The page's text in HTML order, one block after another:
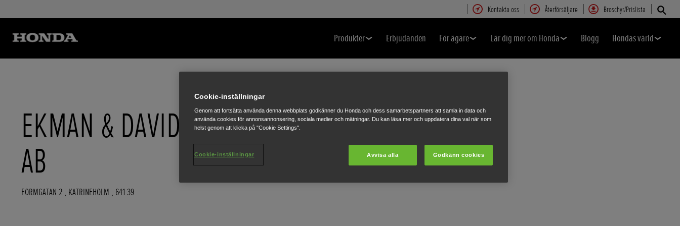
Kontakta oss Återförsäljare Broschyr/Prislista
Produkter Erbjudanden För ägare Lär dig mer om Honda Blogg Hondas värld
EKMAN & DAVIDSSON
AB
FORMGATAN 2 , KATRINEHOLM , 641 39
Cookie-inställningar
Genom att fortsätta använda denna webbplats godkänner du Honda och dess samarbetspartners att samla in data och
använda cookies för annonsannonsering, sociala medier och mätningar. Du kan läsa mer och uppdatera dina val när som
helst genom att klicka på "Cookie Settings".
Avvisa alla Godkänn cookies
Cookie-inställningar